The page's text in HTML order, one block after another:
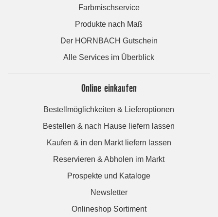
Farbmischservice
Produkte nach Maß
Der HORNBACH Gutschein
Alle Services im Überblick
Online einkaufen
Bestellmöglichkeiten & Lieferoptionen
Bestellen & nach Hause liefern lassen
Kaufen & in den Markt liefern lassen
Reservieren & Abholen im Markt
Prospekte und Kataloge
Newsletter
Onlineshop Sortiment